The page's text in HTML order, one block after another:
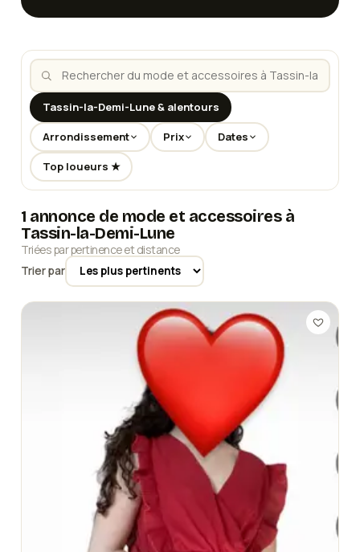
Tassin-la-Demi-Lune & alentours
Arrondissement Prix Dates
Top loueurs ★
1 annonce de mode et accessoires à
Tassin-la-Demi-Lune
Triées par pertinence et distance
Trier par